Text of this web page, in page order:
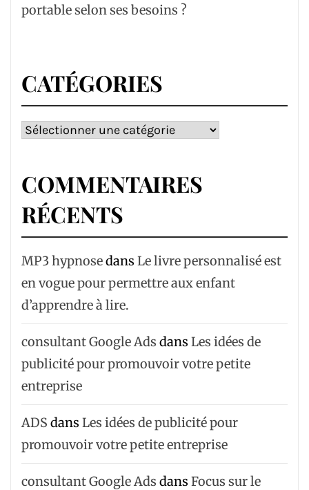
portable selon ses besoins ?
CATÉGORIES
Catégories
COMMENTAIRES
RÉCENTS
MP3 hypnosedans Le livre personnalisé est
en vogue pour permettre aux enfant
d’apprendre à lire.
consultant Google Ads dans Les idées de
publicité pour promouvoir votre petite
entreprise
ADS dans Les idées de publicité pour
promouvoir votre petite entreprise
consultant Google Ads dans Focus sur le